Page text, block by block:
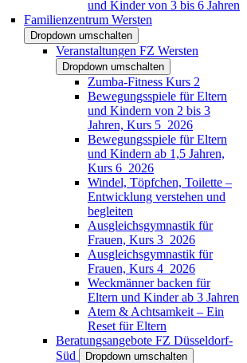
und Kinder von 3 bis 6 Jahren
Familienzentrum Wersten
Dropdown umschalten
Veranstaltungen FZ Wersten
Dropdown umschalten
Zumba-Fitness Kurs 2
Bewegungsspiele für Eltern
und Kindern von 2 bis 3
Jahren, Kurs 5_2026
Bewegungsspiele für Eltern
und Kindern ab 1,5 Jahren,
Kurs 6_2026
Windel, Töpfchen, Toilette –
Entwicklung verstehen und
begleiten
Ausgleichsgymnastik für
Frauen, Kurs 3_2026
Ausgleichsgymnastik für
Frauen, Kurs 4_2026
Weckmänner backen für
Eltern und Kinder ab 3 Jahren
Atem & Achtsamkeit – Ein
Reset für Eltern
Beratungsangebote FZ Düsseldorf-
Süd
Dropdown umschalten